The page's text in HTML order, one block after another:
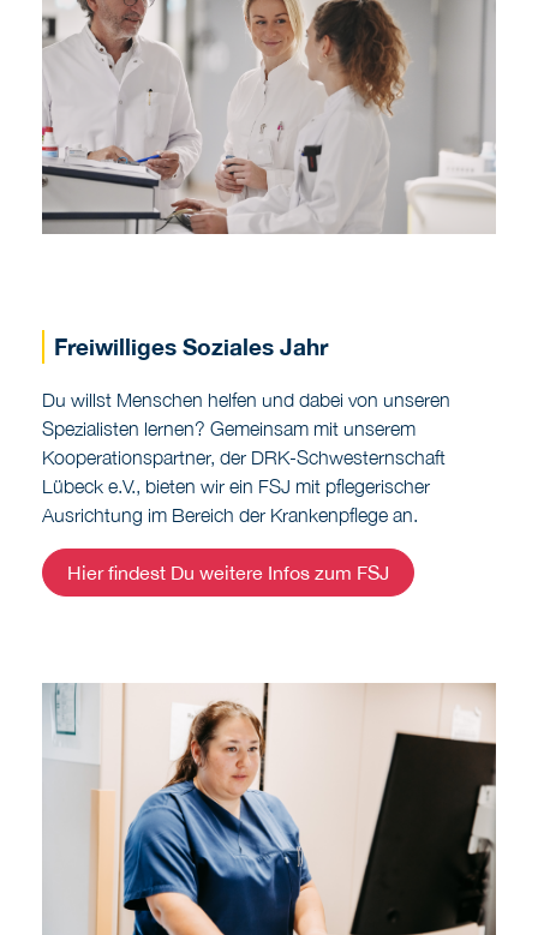
Freiwilliges Soziales Jahr
Du willst Menschen helfen und dabei von unseren
Spezialisten lernen? Gemeinsam mit unserem
Kooperationspartner, der DRK-Schwesternschaft
Lübeck e.V., bieten wir ein FSJ mit pflegerischer
Ausrichtung im Bereich der Krankenpflege an.
Hier findest Du weitere Infos zum FSJ